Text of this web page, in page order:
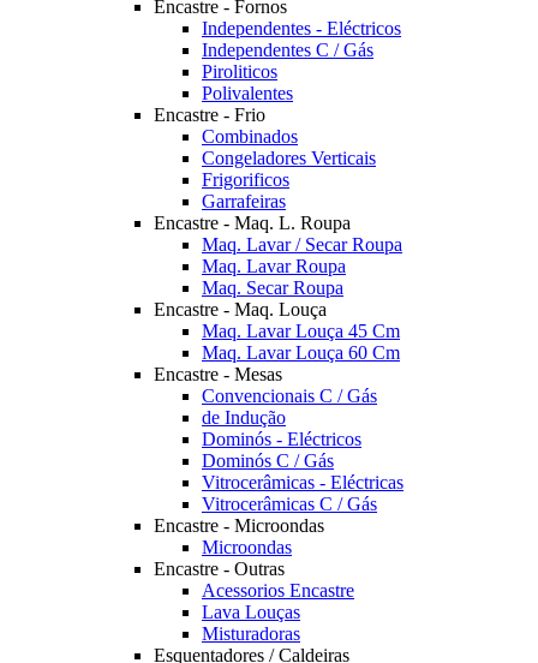
Encastre - Fornos
Independentes - Eléctricos
Independentes C / Gás
Piroliticos
Polivalentes
Encastre - Frio
Combinados
Congeladores Verticais
Frigorificos
Garrafeiras
Encastre - Maq. L. Roupa
Maq. Lavar / Secar Roupa
Maq. Lavar Roupa
Maq. Secar Roupa
Encastre - Maq. Louça
Maq. Lavar Louça 45 Cm
Maq. Lavar Louça 60 Cm
Encastre - Mesas
Convencionais C / Gás
de Indução
Dominós - Eléctricos
Dominós C / Gás
Vitrocerâmicas - Eléctricas
Vitrocerâmicas C / Gás
Encastre - Microondas
Microondas
Encastre - Outras
Acessorios Encastre
Lava Louças
Misturadoras
Esquentadores / Caldeiras